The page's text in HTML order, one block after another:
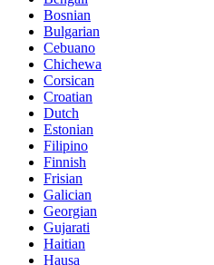
Bosnian
Bulgarian
Cebuano
Chichewa
Corsican
Croatian
Dutch
Estonian
Filipino
Finnish
Frisian
Galician
Georgian
Gujarati
Haitian
Hausa